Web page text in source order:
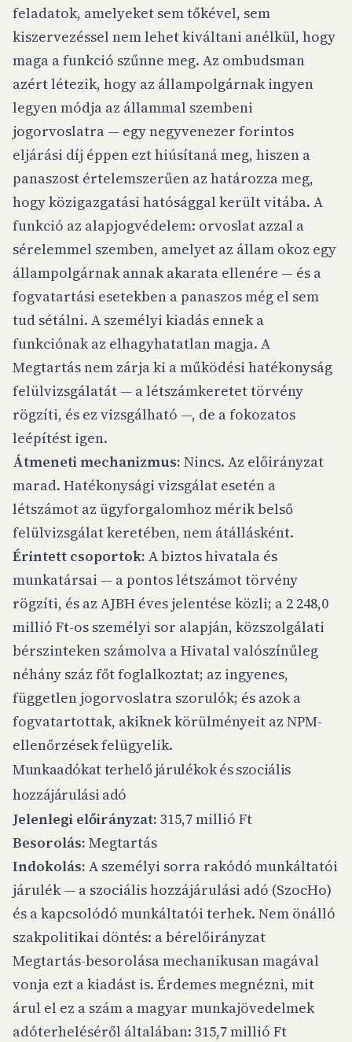
feladatok, amelyeket sem tőkével, sem
kiszervezéssel nem lehet kiváltani anélkül, hogy
maga a funkció szűnne meg. Az ombudsman
azért létezik, hogy az állampolgárnak ingyen
legyen módja az állammal szembeni
jogorvoslatra — egy negyvenezer forintos
eljárási díj éppen ezt hiúsítaná meg, hiszen a
panaszost értelemszerűen az határozza meg,
hogy közigazgatási hatósággal került vitába. A
funkció az alapjogvédelem: orvoslat azzal a
sérelemmel szemben, amelyet az állam okoz egy
állampolgárnak annak akarata ellenére — és a
fogvatartási esetekben a panaszos még el sem
tud sétálni. A személyi kiadás ennek a
funkciónak az elhagyhatatlan magja. A
Megtartás nem zárja ki a működési hatékonyság
felülvizsgálatát — a létszámkeretet törvény
rögzíti, és ez vizsgálható —, de a fokozatos
leépítést igen.
Átmeneti mechanizmus: Nincs. Az előirányzat
marad. Hatékonysági vizsgálat esetén a
létszámot az ügyforgalomhoz mérik belső
felülvizsgálat keretében, nem átállásként.
Érintett csoportok: A biztos hivatala és
munkatársai — a pontos létszámot törvény
rögzíti, és az AJBH éves jelentése közli; a 2 248,0
millió Ft-os személyi sor alapján, közszolgálati
bérszinteken számolva a Hivatal valószínűleg
néhány száz főt foglalkoztat; az ingyenes,
független jogorvoslatra szorulók; és azok a
fogvatartottak, akiknek körülményeit az NPM-
ellenőrzések felügyelik.
Munkaadókat terhelő járulékok és szociális
hozzájárulási adó
Jelenlegi előirányzat: 315,7 millió Ft
Besorolás: Megtartás
Indokolás: A személyi sorra rakódó munkáltatói
járulék — a szociális hozzájárulási adó (SzocHo)
és a kapcsolódó munkáltatói terhek. Nem önálló
szakpolitikai döntés: a bérelőirányzat
Megtartás-besorolása mechanikusan magával
vonja ezt a kiadást is. Érdemes megnézni, mit
árul el ez a szám a magyar munkajövedelmek
adóterheléséről általában: 315,7 millió Ft